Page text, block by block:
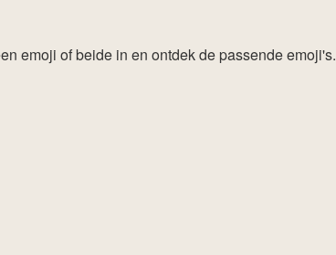
emoji of beide in en ontdek de passende